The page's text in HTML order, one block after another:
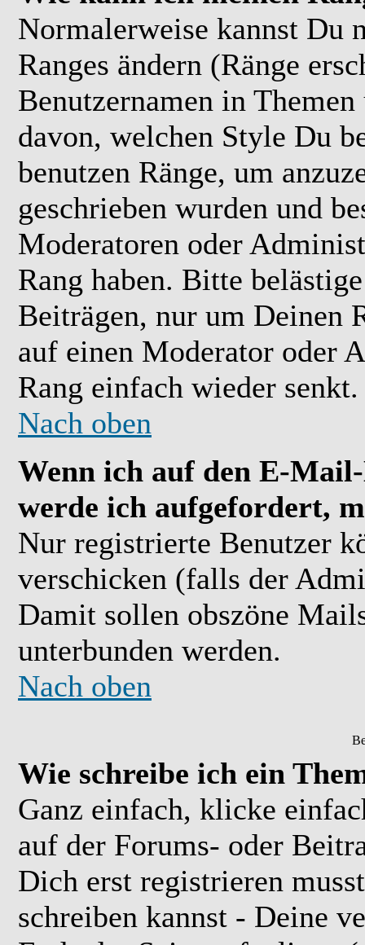
Normalerweise kannst Du
Ranges ändern (Ränge
Benutzernamen in
davon, welchen Style Du
benutzen Ränge, um
geschrieben wurden und
Moderatoren oder
Rang haben. Bitte
Beiträgen, nur um Deinen
auf einen Moderator oder
Rang einfach wieder senkt.
Nach oben
Wenn ich auf den E-
werde ich aufgefordert,
Nur registrierte Benutzer
verschicken (falls der
Damit sollen obszöne
unterbunden werden.
Nach oben
Wie schreibe ich ein
Ganz einfach, klicke
auf der Forums- oder
Dich erst registrieren
schreiben kannst - Deine